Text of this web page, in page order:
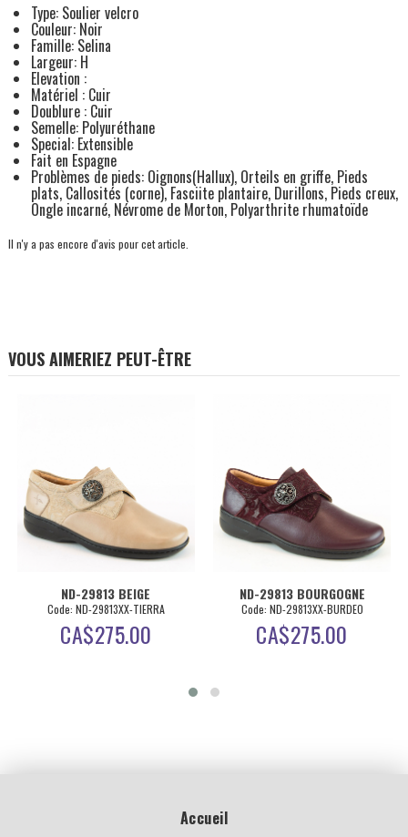
Type: Soulier velcro
Couleur: Noir
Famille: Selina
Largeur: H
Elevation :
Matériel : Cuir
Doublure : Cuir
Semelle: Polyuréthane
Special: Extensible
Fait en Espagne
Problèmes de pieds: Oignons(Hallux), Orteils en griffe, Pieds
plats, Callosités (corne), Fasciite plantaire, Durillons, Pieds creux,
Ongle incarné, Névrome de Morton, Polyarthrite rhumatoïde
Il n'y a pas encore d'avis pour cet article.
VOUS AIMERIEZ PEUT-ÊTRE
TIERRA
ND-29813 BOURGOGNE
Code: ND-29813XX-BURDEO
CA$
ND-29813
Code: ND-
CA$
Accueil